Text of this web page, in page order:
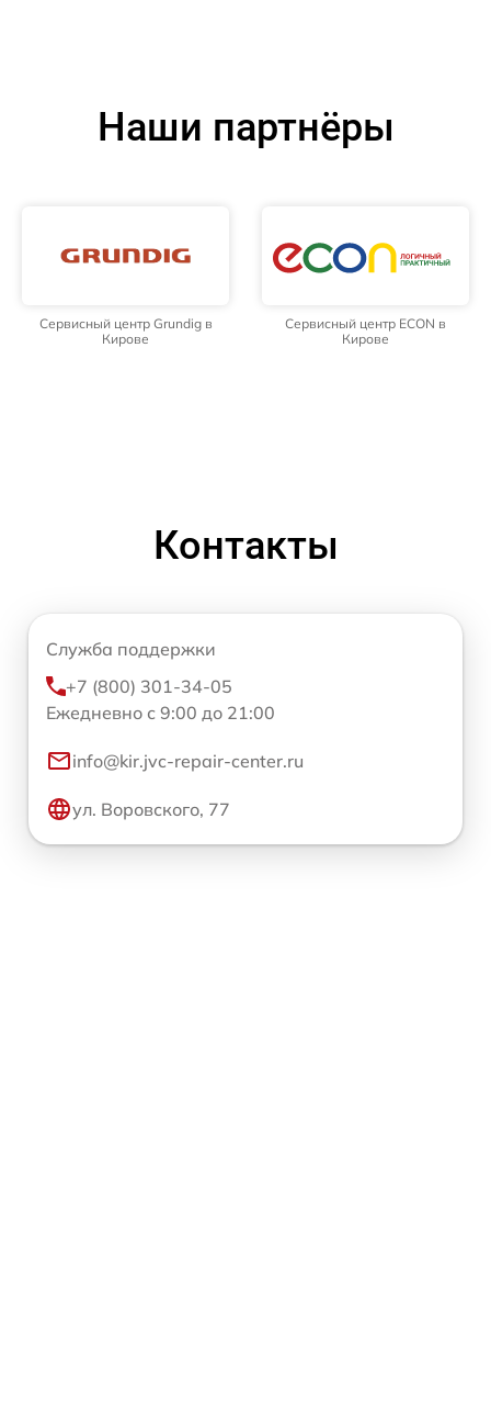
Наши партнёры
Сервисный центр Grundig в
Кирове
Сервисный центр ECON в
Кирове
Контакты
Служба поддержки
+7 (800) 301-34-05
Ежедневно с 9:00 до 21:00
info@kir.jvc-repair-center.ru
ул. Воровского, 77